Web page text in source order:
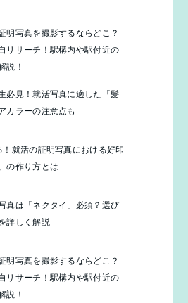
明写真を撮影するならどこ？
リサーチ！駅構内や駅付近の
説！
必見！就活写真に適した「髪
カラーの注意点も
就活の証明写真における好印
の作り方とは
真は「ネクタイ」必須？選び
詳しく解説
明写真を撮影するならどこ？
リサーチ！駅構内や駅付近の
説！